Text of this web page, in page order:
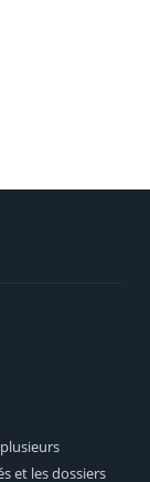
et les dossiers